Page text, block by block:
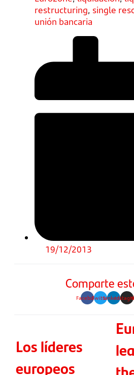
restructuring, single
unión bancaria
19/12/2013
Comparte
FacebookTwitterLinkedin
Los líderes
europeos